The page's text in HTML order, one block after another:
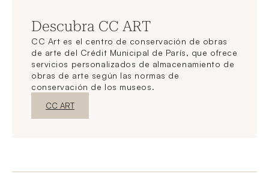
Descubra CC ART
CC Art es el centro de conservación de obras
de arte del Crédit Municipal de París, que ofrece
servicios personalizados de almacenamiento de
obras de arte según las normas de
conservación de los museos.
Nueva ventanaDescubrir
CC ART